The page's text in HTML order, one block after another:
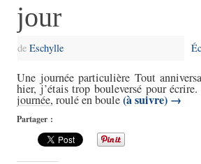
jour
deEschylle
Une journée particulière Tout
hier, j’étais trop bouleversé pour écrire.
journée, roulé en boule(à suivre) →
Partager :